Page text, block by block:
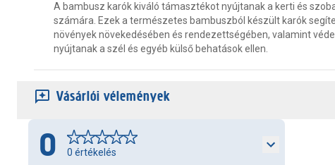
A bambusz karók kiváló támasztékot nyújtanak a kerti és
számára. Ezek a természetes bambuszból készült karók
növények növekedésében és rendezettségében, valamint
nyújtanak a szél és egyéb külső behatások ellen.
Vásárlói vélemények
0 0 értékelés